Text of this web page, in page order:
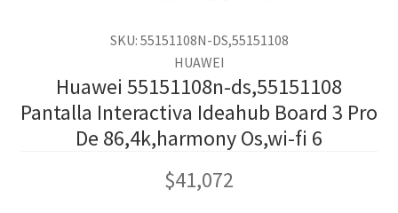
SKU: 55151108N-DS,55151108
HUAWEI
Huawei 55151108n-ds,55151108
Pantalla Interactiva Ideahub Board 3 Pro
De 86,4k,harmony Os,wi-fi 6
$41,072